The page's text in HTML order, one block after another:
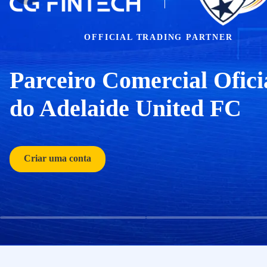
OFFICIAL TRADING PARTNER
Parceiro Comercial
do Adelaide United FC
Criar uma conta